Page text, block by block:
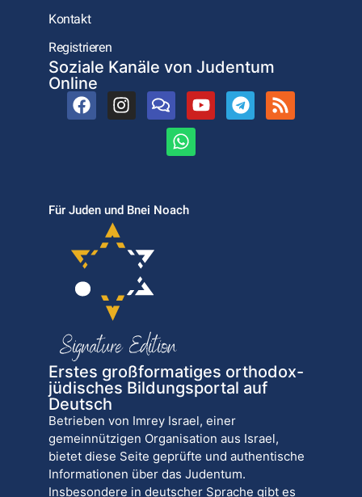
Kontakt
Registrieren
Soziale Kanäle von Judentum
Online
Für Juden und Bnei Noach
Erstes großformatiges orthodox-
jüdisches Bildungsportal auf
Deutsch
Betrieben von Imrey Israel, einer
gemeinnützigen Organisation aus Israel,
bietet diese Seite geprüfte und authentische
Informationen über das Judentum.
Insbesondere in deutscher Sprache gibt es